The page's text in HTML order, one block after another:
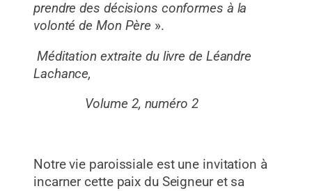
prendre des décisions conformes à la
volonté de Mon Père ».
Méditation extraite du livre de Léandre
Lachance,
Volume 2, numéro 2
Notre vie paroissiale est une invitation à
incarner cette paix du Seigneur et sa